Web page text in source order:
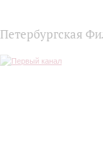
Петербургская